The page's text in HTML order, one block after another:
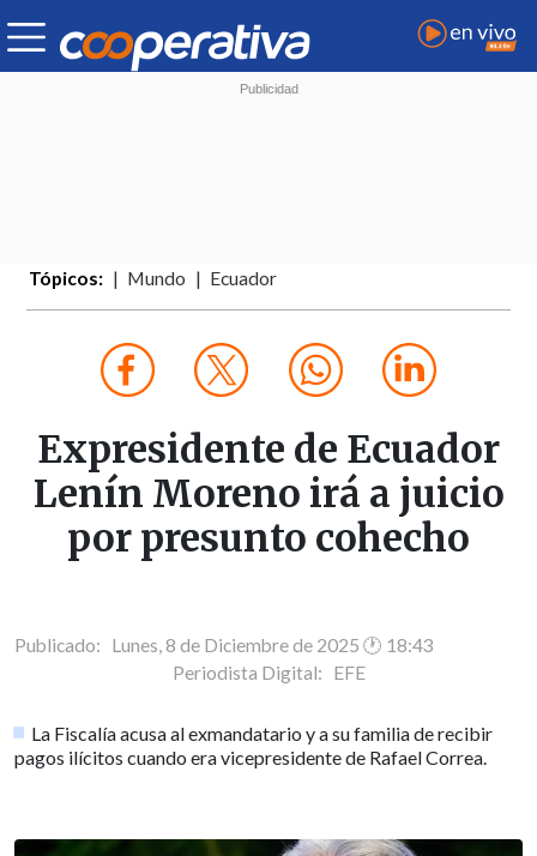
Tópicos: Mundo Ecuador
Expresidente de Ecuador
Lenín Moreno irá a juicio
por presunto cohecho
Publicado: Lunes, 8 de Diciembre de 2025 🕐 18:43
Periodista Digital: EFE
La Fiscalía acusa al exmandatario y a su familia de recibir
pagos ilícitos cuando era vicepresidente de Rafael Correa.